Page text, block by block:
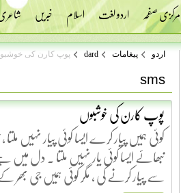
مرکزی صفحہ اردو لغت اسلام خبریں
اردو پیغامات dard پوپ کارن کی
sms
پوپ کارن کی خوشبوں
کوئی ہمیں پیار کرے ایسا کوئی پیار نہیں ملتا
نبھائے ایسا کوئی یار نہیں ملتا . دل
سے پیار کرنے کی ، مگر کوئی ہمیں جی